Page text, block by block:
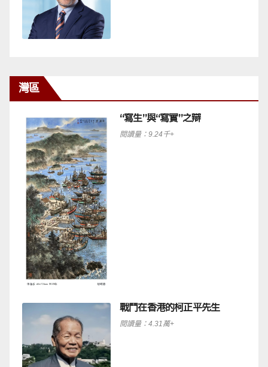
灣區
“寫生”與“寫實”之辯
閱讀量：9.24千+
戰鬥在香港的柯正平先生
閱讀量：4.31萬+